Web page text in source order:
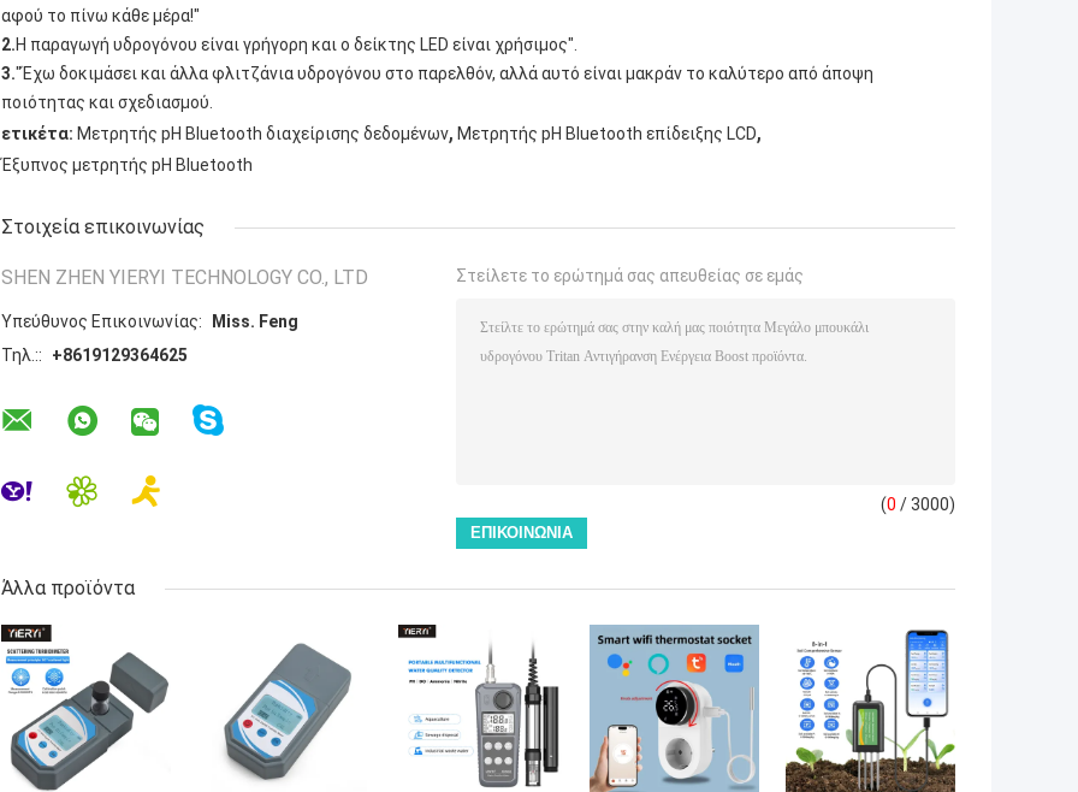
αφού το πίνω κάθε μέρα!"
2.Η παραγωγή υδρογόνου είναι γρήγορη και ο δείκτης LED είναι χρήσιμος".
3."Έχω δοκιμάσει και άλλα φλιτζάνια υδρογόνου στο παρελθόν, αλλά αυτό είναι μακράν το καλύτερο από άποψη
ποιότητας και σχεδιασμού.
ετικέτα: Μετρητής pH Bluetooth διαχείρισης δεδομένων, Μετρητής pH Bluetooth επίδειξης LCD,
Έξυπνος μετρητής pH Bluetooth
Στοιχεία επικοινωνίας
SHEN ZHEN YIERYI TECHNOLOGY CO., LTD
Υπεύθυνος Επικοινωνίας:
Miss. Feng
Τηλ.::
+8619129364625
Στείλετε το ερώτημά σας απευθείας σε εμάς
(0 / 3000)
Άλλα προϊόντα